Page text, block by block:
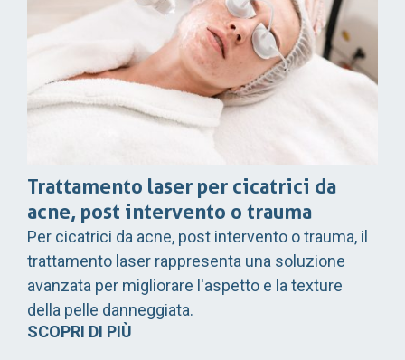
Trattamento laser per cicatrici da
acne, post intervento o trauma
Per cicatrici da acne, post intervento o trauma, il
trattamento laser rappresenta una soluzione
avanzata per migliorare l'aspetto e la texture
della pelle danneggiata.
SCOPRI DI PIÙ